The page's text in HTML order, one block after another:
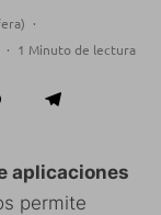
·
· 1 Minuto de lectura
aplicaciones
permite